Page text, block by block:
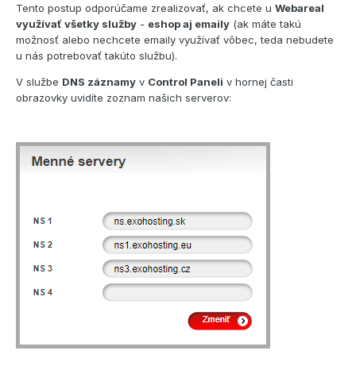
Tento postup odporúčame zrealizovať, ak chcete u Webareal
využívať všetky služby - eshop aj emaily (ak máte takú
možnosť alebo nechcete emaily využívať vôbec, teda nebudete
u nás potrebovať takúto službu).
V službe DNS záznamy v Control Paneli v hornej časti
obrazovky uvidíte zoznam našich serverov: